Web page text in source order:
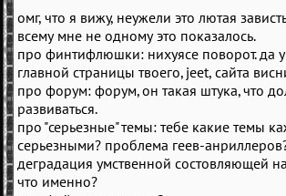
омг, что я вижу, неужели это лютая
всему мне не одному это показалось.
про финтифлюшки: нихуясе поворот. да
главной страницы твоего, jeet, сайта
про форум: форум, он такая штука, что
развиваться.
про "серьезные" темы: тебе какие темы
серьезными? проблема геев-
деградация умственной состовляющей
что именно?